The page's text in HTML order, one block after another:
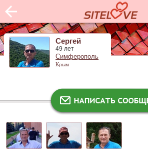
Сергей
49 лет
Симферополь
Крым